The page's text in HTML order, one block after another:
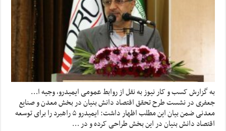
به گزارش کسب و کار نیوز به نقل از روابط عمومی ایمیدرو، وجیه ا…
جعفری در نشست طرح تحقق اقتصاد دانش بنیان در بخش معدن و صنایع
معدنی ضمن بیان این مطلب اظهار داشت: ایمیدرو ۵ راهبرد را برای توسعه
اقتصاد دانش بنیان در این بخش طراحی کرده و در …